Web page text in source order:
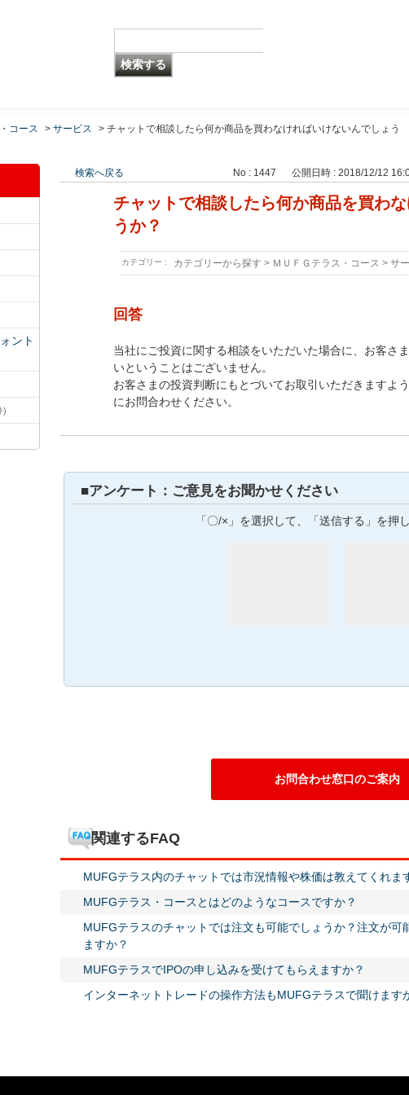
コース > サービス > チャットで相談したら何か商品を買わなければいけないんでしょう
ント
)
検索へ戻る No : 1447 公開日時 : 2018/12/12
チャットで相談したら何か商品を買わ
うか？
カテゴリー : カテゴリーから探す > ＭＵＦＧテラス・コース > サ
回答
当社にご投資に関する相談をいただいた場合に、お客さ
いということはございません。
お客さまの投資判断にもとづいてお取引いただきますよ
にお問合わせください。
■アンケート：ご意見をお聞かせください
「〇/×」を選択して、「送信する」を押
お問合わせ窓口のご案内
関連するFAQ
MUFGテラス内のチャットでは市況情報や株価は教えてくれま
MUFGテラス・コースとはどのようなコースですか？
MUFGテラスのチャットでは注文も可能でしょうか？注文が可
ますか？
MUFGテラスでIPOの申し込みを受けてもらえますか？
インターネットトレードの操作方法もMUFGテラスで聞けます